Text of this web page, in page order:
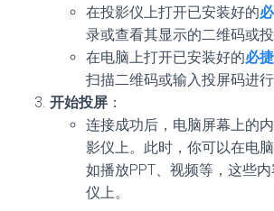
在投影仪上打开已安装好的
录或查看其显示的二维码或投
在电脑上打开已安装好的必
扫描二维码或输入投屏码进行
开始投屏 ：
连接成功后，电脑屏幕上的
影仪上。此时，你可以在电
如播放PPT、视频等，这些
仪上。